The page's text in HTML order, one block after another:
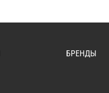
БРЕНДЫ